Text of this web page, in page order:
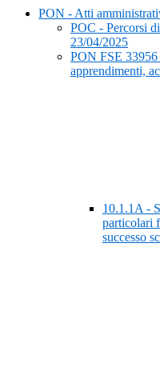
PON - Atti
POC - Percorsi
23/04/2025
PON FSE
apprendimenti,
10.1.1A -
particolari
successo